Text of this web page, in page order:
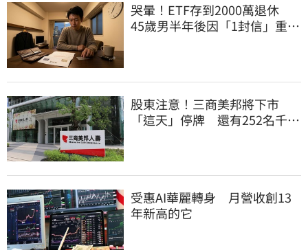
哭暈！ETF存到2000萬退休
45歲男半年後因「1封信」重回
股東注意！三商美邦將下市
「這天」停牌 還有252名千張
受惠AI華麗轉身 月營收創13
年新高的它